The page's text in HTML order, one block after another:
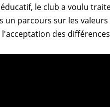
le club a voulu
un parcours sur les
des